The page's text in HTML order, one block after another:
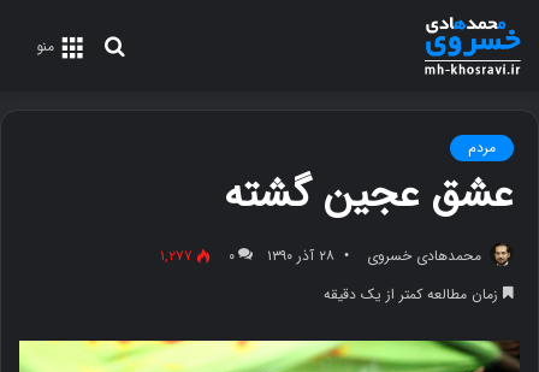
منوجستجو
مردم
عشق عجین گشته
محمدهادی خسروی ۲۸ آذر ۱۳۹۰ ۰
۱,۲۷۷
زمان مطالعه کمتر از یک دقیقه